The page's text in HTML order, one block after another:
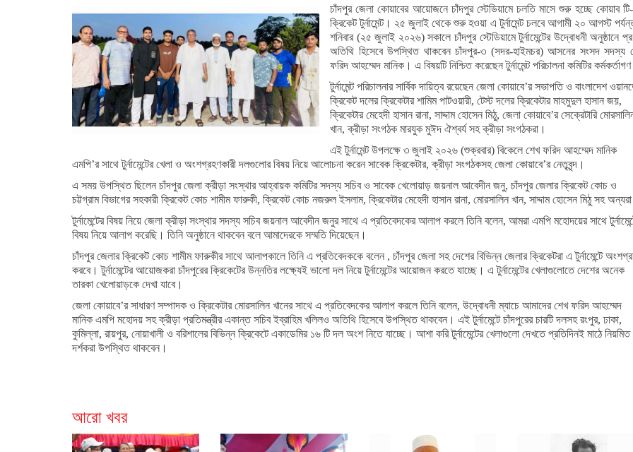
চাঁদপুর জেলা কোয়াবের আয়োজনে চাঁদপুর স্টেডিয়ামে চলতি মাসে শুরু হচ্ছে কোয়াব
ক্রিকেট টুর্নামেন্ট। ২৫ জুলাই থেকে শুরু হওয়া এ টুর্নামেন্ট চলবে আগামী ২০ আগস্ট
শনিবার (২৫ জুলাই ২০২৬) সকালে চাঁদপুর স্টেডিয়ামে টুর্নামেন্টের উদ্বোধনী অনুষ্ঠানে
অতিথি হিসেবে উপস্থিত থাকবেন চাঁদপুর-৩ (সদর-হাইমচর) আসনের সংসদ সদস্য
ফরিদ আহম্মেদ মানিক। এ বিষয়টি নিশ্চিত করেছেন টুর্নামেন্ট পরিচালনা কমিটির
টুর্নামেন্ট পরিচালনার সার্বিক দায়িত্ব রয়েছেন জেলা কোয়াবে’র সভাপতি ও বাংলাদেশ
ক্রিকেট দলের ক্রিকেটার শামিম পাটওয়ারী, টেস্ট দলের ক্রিকেটার মাহমুদুল হাসান জয়,
ক্রিকেটার মেহেদী হাসান রানা, সাদ্দাম হোসেন মিঠু, জেলা কোয়াবে’র সেক্রেটারি
খান, ক্রীড়া সংগঠক মারযুক মুঈদ ঐশ্বর্য সহ ক্রীড়া সংগঠকরা।
এই টুর্নামেন্ট উপলক্ষে ৩ জুলাই ২০২৬ (শুক্রবার) বিকেলে শেখ ফরিদ আহম্মেদ মানিক
এমপি’র সাথে টুর্নামেন্টের খেলা ও অংশগ্রহণকারী দলগুলোর বিষয় নিয়ে আলোচনা করেন সাবেক ক্রিকেটার, ক্রীড়া সংগঠকসহ জেলা কোয়াবে’র নেতৃবৃন্দ।
এ সময় উপস্থিত ছিলেন চাঁদপুর জেলা ক্রীড়া সংস্থার আহ্বায়ক কমিটির সদস্য সচিব ও সাবেক খেলোয়াড় জয়নাল আবেদীন জনু, চাঁদপুর জেলার ক্রিকেট কোচ ও
চট্টগ্রাম বিভাগের সহকারী ক্রিকেট কোচ শামীম ফারুকী, ক্রিকেট কোচ নজরুল ইসলাম, ক্রিকেটার মেহেদী হাসান রানা, মোরসালিন খান, সাদ্দাম হোসেন মিঠু সহ
টুর্নামেন্টের বিষয় নিয়ে জেলা ক্রীড়া সংস্থার সদস্য সচিব জয়নাল আবেদীন জনুর সাথে এ প্রতিবেদকের আলাপ করলে তিনি বলেন, আমরা এমপি মহোদয়ের সাথে
বিষয় নিয়ে আলাপ করেছি। তিনি অনুষ্ঠানে থাকবেন বলে আমাদেরকে সম্মতি দিয়েছেন।
চাঁদপুর জেলার ক্রিকেট কোচ শামীম ফারুকীর সাথে আলাপকালে তিনি এ প্রতিবেদককে বলেন , চাঁদপুর জেলা সহ দেশের বিভিন্ন জেলার ক্রিকেটরা এ টুর্নামেন্টে
করবে। টুর্নামেন্টের আয়োজকরা চাঁদপুরের ক্রিকেটের উন্নতির লক্ষ্যেই ভালো দল নিয়ে টুর্নামেন্টের আয়োজন করতে যাচ্ছে। এ টুর্নামেন্টের খেলাগুলোতে দেশের অনেক
তারকা খেলোয়াড়কে দেখা যাবে।
জেলা কোয়াবে’র সাধারণ সম্পাদক ও ক্রিকেটার মোরসালিন খানের সাথে এ প্রতিবেদকের আলাপ করলে তিনি বলেন, উদ্বোধনী ম্যাচে আমাদের শেখ ফরিদ আহম্মেদ
মানিক এমপি মহোদয় সহ ক্রীড়া প্রতিমন্ত্রীর একান্ত সচিব ইব্রাহিম খলিলও অতিথি হিসেবে উপস্থিত থাকবেন। এই টুর্নামেন্টে চাঁদপুরের চারটি দলসহ রংপুর, ঢাকা,
কুমিল্লা, রায়পুর, নোয়াখালী ও বরিশালের বিভিন্ন ক্রিকেটে একাডেমির ১৬ টি দল অংশ নিতে যাচ্ছে। আশা করি টুর্নামেন্টের খেলাগুলো দেখতে প্রতিদিনই মাঠে নিয়মিত
দর্শকরা উপস্থিত থাকবেন।
আরো খবর